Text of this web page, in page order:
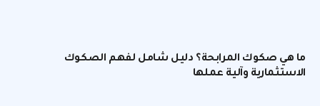
ما هي صكوك المرابحة؟ دليل شامل لفهم الصكوك
الاستثمارية وآلية عملها